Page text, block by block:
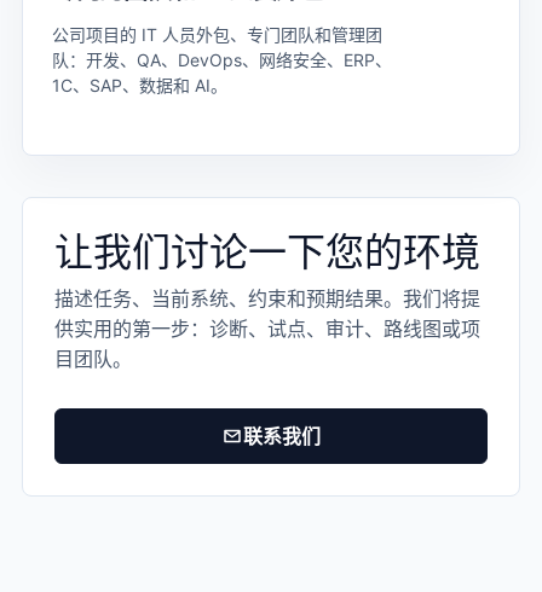
公司项目的 IT 人员外包、专门团队和管理团
队：开发、QA、DevOps、网络安全、ERP、
1C、SAP、数据和 AI。
让我们讨论一下您的环境
描述任务、当前系统、约束和预期结果。我们将提
供实用的第一步：诊断、试点、审计、路线图或项
目团队。
联系我们